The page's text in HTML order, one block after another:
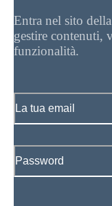
Entra nel sito
gestire contenuti,
funzionalità.